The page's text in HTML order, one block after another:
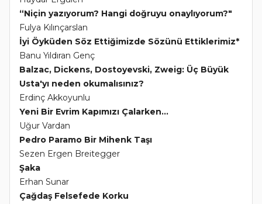
“Niçin yazıyorum? Hangi doğruyu onaylıyorum?"
Fulya Kılınçarslan
İyi Öyküden Söz Ettiğimizde Sözünü Ettiklerimiz*
Banu Yıldıran Genç
Balzac, Dickens, Dostoyevski, Zweig: Üç Büyük
Usta'yı neden okumalısınız?
Erdinç Akkoyunlu
Yeni Bir Evrim Kapımızı Çalarken...
Uğur Vardan
Pedro Paramo Bir Mihenk Taşı
Sezen Ergen Breitegger
Şaka
Erhan Sunar
Çağdaş Felsefede Korku